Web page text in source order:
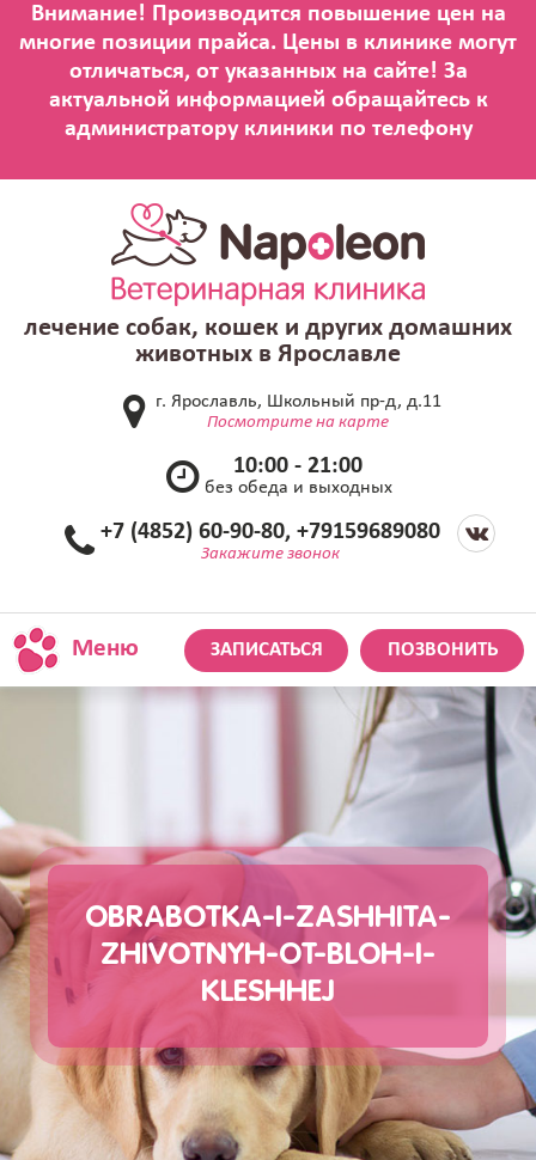
лечение собак, кошек и других домашних
животных в Ярославле
г. Ярославль, Школьный пр-д, д.11
Посмотрите на карте
10:00 - 21:00
без обеда и выходных
+7 (4852) 60-90-80, +79159689080
Закажите звонок
Меню ЗАПИСАТЬСЯ ПОЗВОНИТЬ
OBRABOTKA-I-ZASHHITA-
ZHIVOTNYH-OT-BLOH-I-
KLESHHEJ